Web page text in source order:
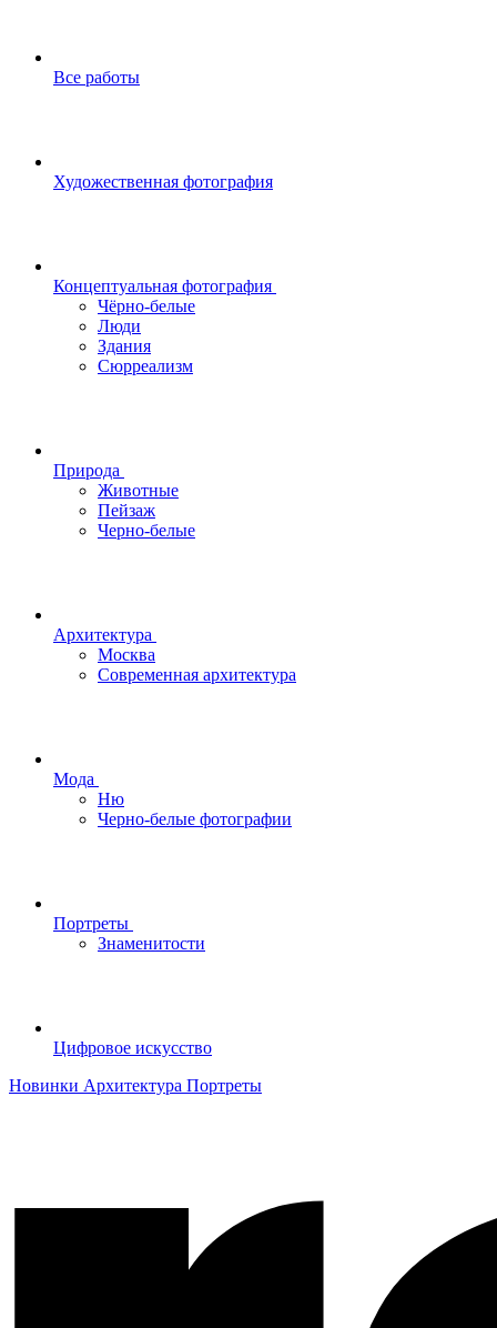
Все работы
Художественная фотография
Концептуальная фотография
Чёрно-белые
Люди
Здания
Сюрреализм
Природа
Животные
Пейзаж
Черно-белые
Архитектура
Москва
Современная архитектура
Мода
Ню
Черно-белые фотографии
Портреты
Знаменитости
Цифровое искусство
Новинки Архитектура Портреты